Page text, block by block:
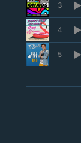
3
4
5